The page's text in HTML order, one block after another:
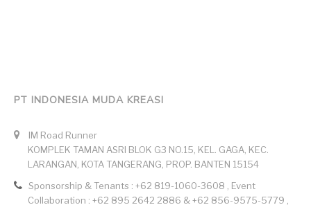
PT INDONESIA MUDA KREASI
IM Road Runner
KOMPLEK TAMAN ASRI BLOK G3 NO.15, KEL. GAGA, KEC.
LARANGAN, KOTA TANGERANG, PROP. BANTEN 15154
Sponsorship & Tenants : +62 819-1060-3608 , Event
Collaboration : +62 895 2642 2886 & +62 856-9575-5779 ,